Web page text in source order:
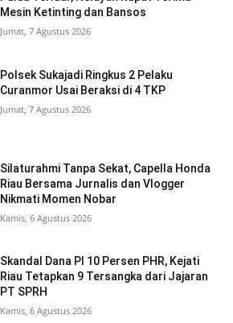
Mesin Ketinting dan Bansos
Jumat, 7 Agustus 2026
Polsek Sukajadi Ringkus 2 Pelaku
Curanmor Usai Beraksi di 4 TKP
Jumat, 7 Agustus 2026
Silaturahmi Tanpa Sekat, Capella Honda
Riau Bersama Jurnalis dan Vlogger
Nikmati Momen Nobar
Kamis, 6 Agustus 2026
Skandal Dana PI 10 Persen PHR, Kejati
Riau Tetapkan 9 Tersangka dari Jajaran
PT SPRH
Kamis, 6 Agustus 2026